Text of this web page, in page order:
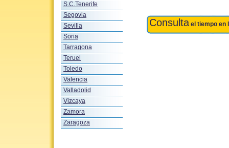
S.C.Tenerife
Segovia
Sevilla
Soria
Tarragona
Teruel
Toledo
Valencia
Valladolid
Vizcaya
Zamora
Zaragoza
Consulta el tiempo en